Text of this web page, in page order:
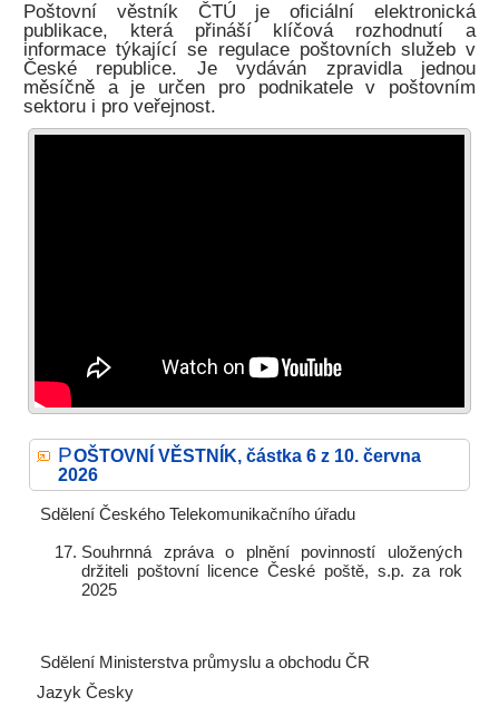
Poštovní věstník ČTÚ je oficiální elektronická
publikace, která přináší klíčová rozhodnutí a
informace týkající se regulace poštovních služeb v
České republice. Je vydáván zpravidla jednou
měsíčně a je určen pro podnikatele v poštovním
sektoru i pro veřejnost.
POŠTOVNÍ VĚSTNÍK, částka 6 z 10. června
2026
Sdělení Českého Telekomunikačního úřadu
Souhrnná zpráva o plnění povinností uložených
držiteli poštovní licence České poště, s.p. za rok
2025
Sdělení Ministerstva průmyslu a obchodu ČR
Jazyk Česky